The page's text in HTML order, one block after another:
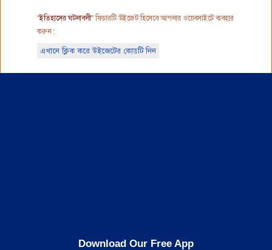
"ইতিহাসের ঘটনাবলী" ফিচারটি উইজেট হিসেবে আপনার ওয়েবসাইটে ব্যবহার
করুন :
এখানে ক্লিক করে উইজেটের কোডটি নিন
Download Our Free App